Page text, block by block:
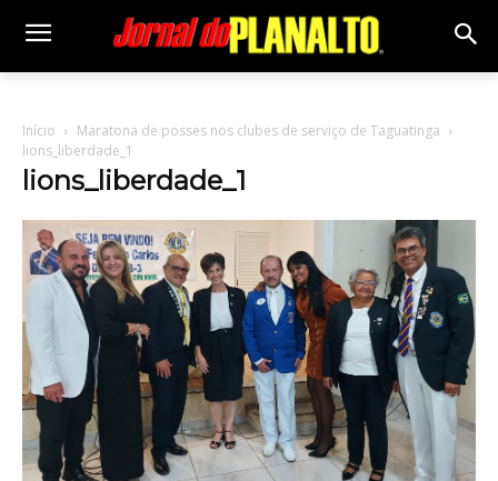
Início
Maratona de posses nos clubes de serviço de Taguatinga
lions_liberdade_1
lions_liberdade_1